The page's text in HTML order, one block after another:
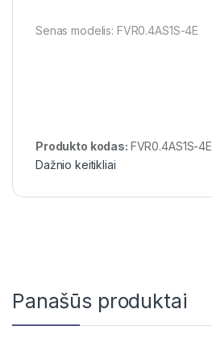
Senas modelis: FVR0.4AS1S-4E
Produkto kodas: FVR0.4AS1S-4E
Dažnio keitikliai
Panašūs produktai